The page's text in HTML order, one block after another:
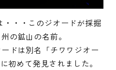
・・・このジオードが採掘
の鉱山の名前。
ドは別名「チワワジオー
初めて発見されました。